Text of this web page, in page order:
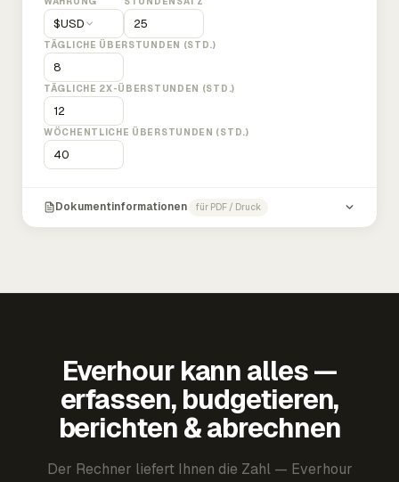
$USD
TÄGLICHE ÜBERSTUNDEN (STD.)
TÄGLICHE 2X-ÜBERSTUNDEN (STD.)
WÖCHENTLICHE ÜBERSTUNDEN (STD.)
Dokumentinformationen für PDF / Druck
Everhour kann alles —
erfassen, budgetieren,
berichten & abrechnen
Der Rechner liefert Ihnen die Zahl — Everhour